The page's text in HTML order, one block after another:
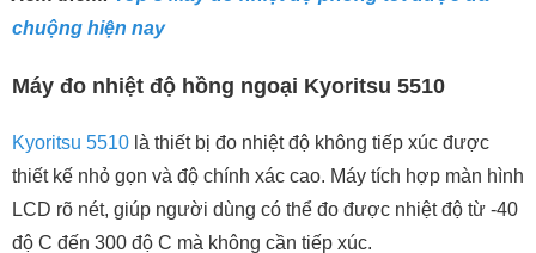
chuộng hiện nay
Máy đo nhiệt độ hồng ngoại Kyoritsu 5510
Kyoritsu 5510 là thiết bị đo nhiệt độ không tiếp xúc được
thiết kế nhỏ gọn và độ chính xác cao. Máy tích hợp màn hình
LCD rõ nét, giúp người dùng có thể đo được nhiệt độ từ -40
độ C đến 300 độ C mà không cần tiếp xúc.